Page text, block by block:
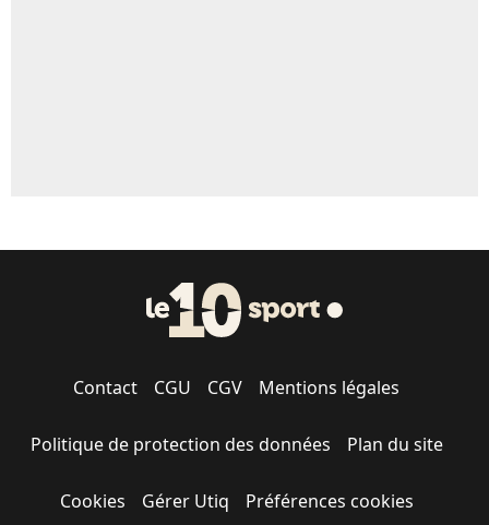
Contact CGU CGV Mentions légales
Politique de protection des données Plan du site
Cookies Gérer Utiq Préférences cookies